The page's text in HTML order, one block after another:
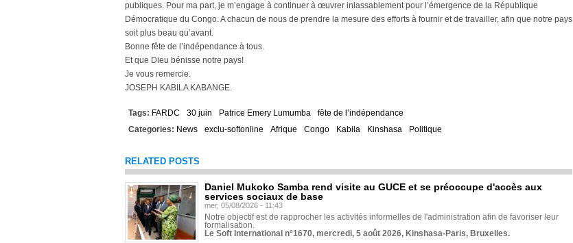
publiques. Pour ma part, je m’engage à continuer à œuvrer inlassablement pour l’émergence de la République
Démocratique du Congo. A chacun de nous de prendre la mesure des efforts à fournir et de travailler, afin que notre pays
soit plus beau qu’avant.
Bonne fête de l’indépendance à tous.
Et que Dieu bénisse notre pays!
Je vous remercie.
JOSEPH KABILA KABANGE.
Tags: FARDC 30 juin Patrice Emery Lumumba
fête de l’indépendance
Categories: News exclu-softonline Afrique Congo Kabila Kinshasa Politique
RELATED POSTS
Daniel Mukoko Samba rend visite au GUCE et se préoccupe d'accès aux
services sociaux de base
mer, 05/08/2026 - 11:43
Notre objectif est de rapprocher les activités informelles de l'administration afin de favoriser leur
formalisation.
Le Soft International n°1670, mercredi, 5 août 2026, Kinshasa-Paris, Bruxelles.